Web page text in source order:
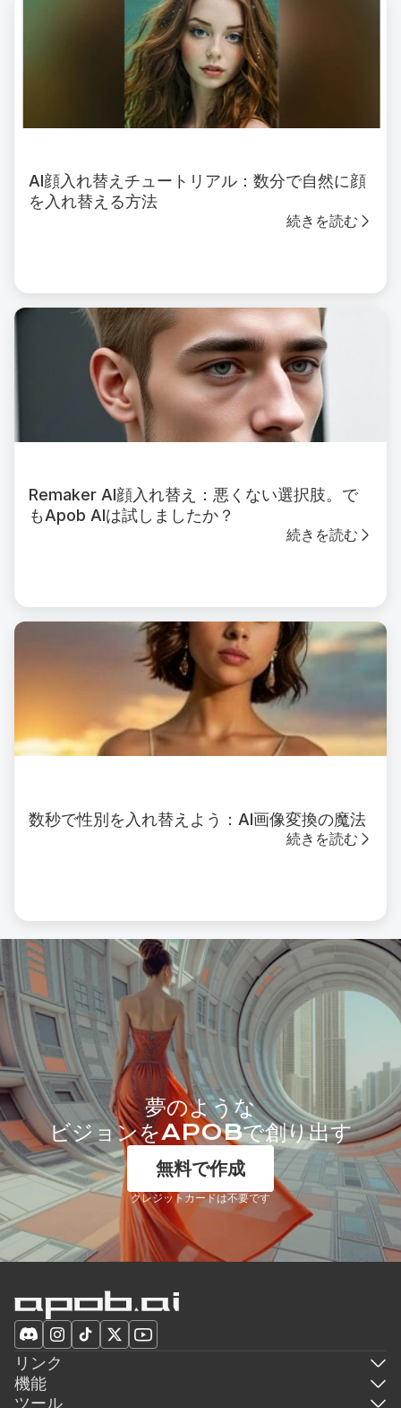
AI顔入れ替えチュートリアル：数分で自然に顔
を入れ替える方法
続きを読む
Remaker AI顔入れ替え：悪くない選択肢。で
もApob AIは試しましたか？
続きを読む
数秒で性別を入れ替えよう：AI画像変換の魔法
続きを読む
夢のような
ビジョンをAPOBで創り出す
無料で作成
クレジットカードは不要です
リンク
機能
ツール